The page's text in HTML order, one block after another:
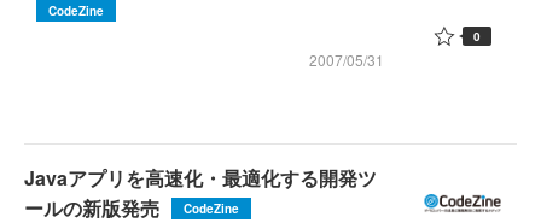
CodeZine
2007/05/31
0
Javaアプリを高速化・最適化する開発ツ
ールの新版発売
CodeZine